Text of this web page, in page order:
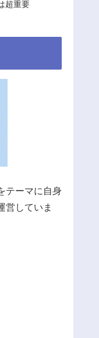
超重要
テーマに自身
営していま